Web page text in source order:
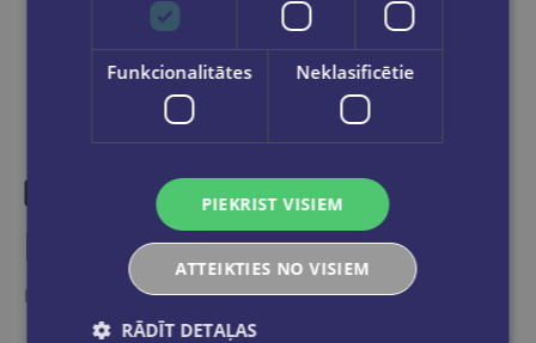
Līdzīgas preces
Ieskaties, varbūt noder
Funkcionalitātes Neklasificētie
PIEKRIST VISIEM
ATTEIKTIES NO VISIEM
RĀDĪT DETAĻAS